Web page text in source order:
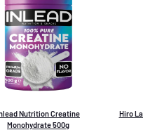
Nutrition Creatine
Monohydrate 500g
Hiro